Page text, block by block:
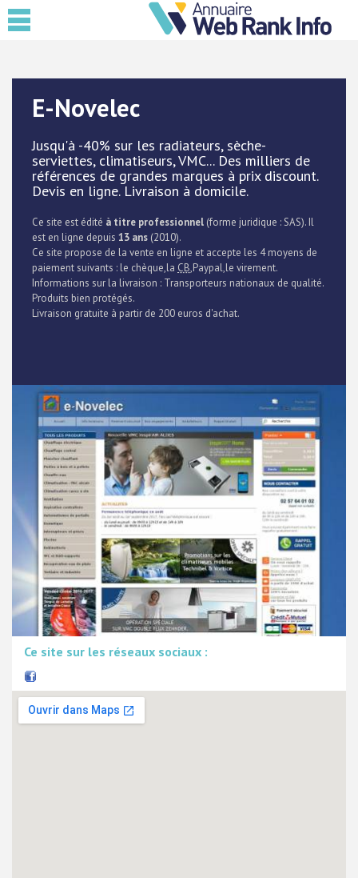
E-Novelec
Jusqu'à -40% sur les radiateurs, sèche-
serviettes, climatiseurs, VMC... Des milliers de
références de grandes marques à prix discount.
Devis en ligne. Livraison à domicile.
Ce site est édité à titre professionnel (forme juridique : SAS). Il
est en ligne depuis 13 ans (2010).
Ce site propose de la vente en ligne et accepte les 4 moyens de
paiement suivants : le chèque,la CB,Paypal,le virement.
Informations sur la livraison : Transporteurs nationaux de qualité.
Produits bien protégés.
Livraison gratuite à partir de 200 euros d'achat.
Ce site sur les réseaux sociaux :